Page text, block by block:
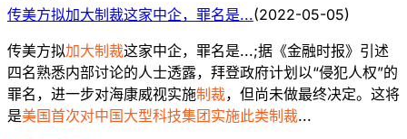
传美方拟加大制裁这家中企，罪名是...(2022-05-05)
传美方拟加大制裁这家中企，罪名是...;据《金融时报》引述
四名熟悉内部讨论的人士透露，拜登政府计划以“侵犯人权”的
罪名，进一步对海康威视实施制裁，但尚未做最终决定。这将
是美国首次对中国大型科技集团实施此类制裁...